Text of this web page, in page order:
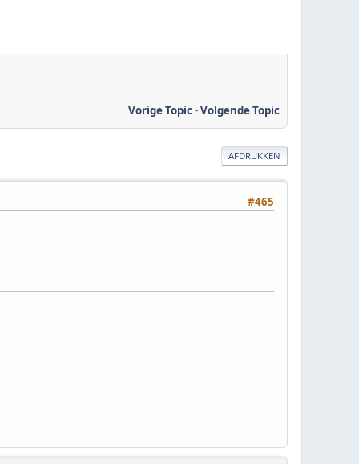
Vorige Topic-Volgende Topic
AFDRUKKEN
#465